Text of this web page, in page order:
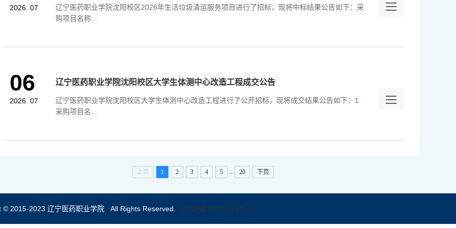
2026. 07
辽宁医药职业学院沈阳校区2026年生活垃圾清运服务项目进行了招标，现将中标结果公告如下：采
购项目名称...
06
2026. 07
辽宁医药职业学院沈阳校区大学生体测中心改造工程成交公告
辽宁医药职业学院沈阳校区大学生体测中心改造工程进行了公开招标，现将成交结果公告如下：1.
采购项目名...
上页 1 2 3 4 5 20 下页
© 2015-2023 辽宁医药职业学院 All Rights Reserved. 辽ICP备10202921号-4